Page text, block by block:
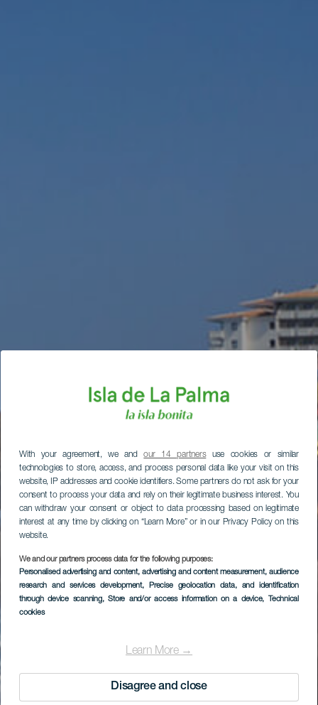
With your agreement, we andour 14 partnersuse cookies or similar
technologies to store, access, and process personal data like your visit on this
website, IP addresses and cookie identifiers. Some partners do not ask for your
consent to process your data and rely on their legitimate business interest. You
can withdraw your consent or object to data processing based on legitimate
interest at any time by clicking on “Learn More” or in our Privacy Policy on this
website.
We and our partners process data for the following purposes:
Personalised advertising and content, advertising and content measurement, audience
research and services development, Precise geolocation data, and identification
through device scanning, Store and/or access information on a device, Technical
cookies
Learn More →
Disagree and close